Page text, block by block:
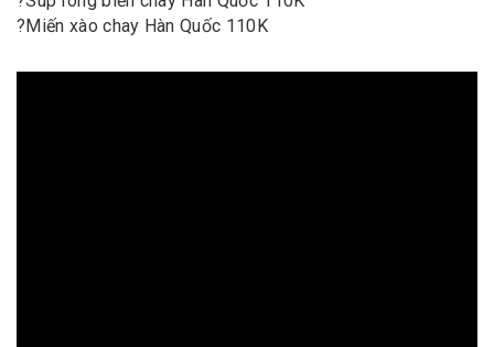
?Miến xào chay Hàn Quốc 110K